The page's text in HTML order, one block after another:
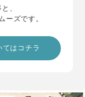
、
ーズです。
はコチラ